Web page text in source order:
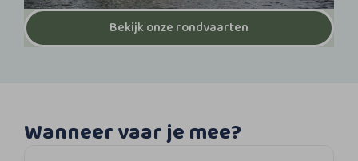
Bekijk onze rondvaarten
Wanneer vaar je mee?